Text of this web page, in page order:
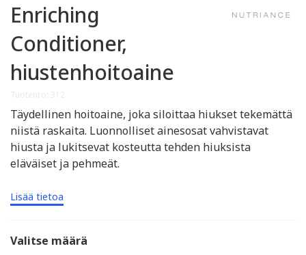
Enriching
Conditioner,
hiustenhoitoaine
Täydellinen hoitoaine, joka siloittaa hiukset tekemättä
niistä raskaita. Luonnolliset ainesosat vahvistavat
hiusta ja lukitsevat kosteutta tehden hiuksista
eläväiset ja pehmeät.
Lisää tietoa
Valitse määrä